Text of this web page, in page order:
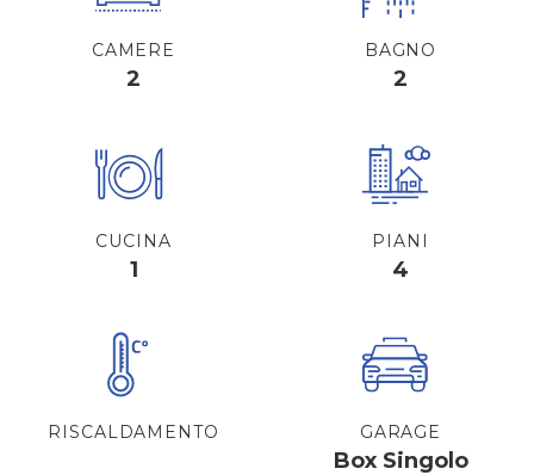
CAMERE
2
BAGNO
2
CUCINA
1
PIANI
4
RISCALDAMENTO GARAGE
Box Singolo